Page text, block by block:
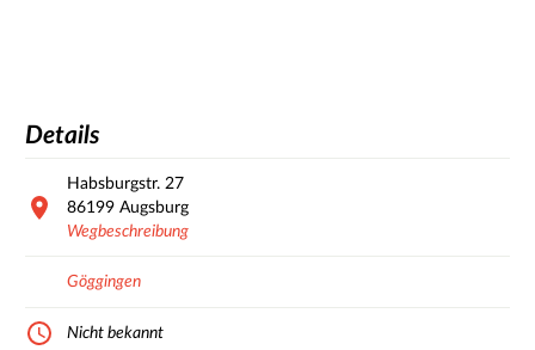
Details
Habsburgstr. 27
86199 Augsburg
Wegbeschreibung
Göggingen
Nicht bekannt